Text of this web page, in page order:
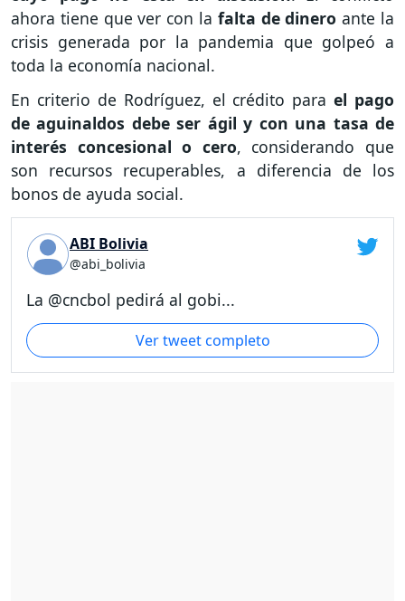
ahora tiene que ver con la falta de dinero ante la
crisis generada por la pandemia que golpeó a
toda la economía nacional.
En criterio de Rodríguez, el crédito parael pago
de aguinaldos debe ser ágil y con una tasa de
interés concesional o cero, considerando que
son recursos recuperables, a diferencia de los
bonos de ayuda social.
ABI Bolivia
@abi_bolivia
La @cncbol pedirá al gobi...
Ver tweet completo